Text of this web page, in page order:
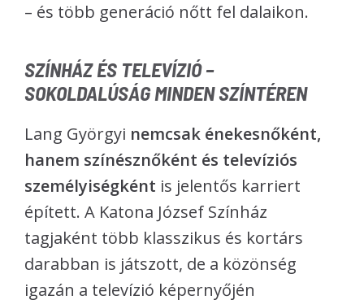
– és több generáció nőtt fel dalaikon.
SZÍNHÁZ ÉS TELEVÍZIÓ –
SOKOLDALÚSÁG MINDEN SZÍNTÉREN
Lang Györgyi nemcsak énekesnőként,
hanem színésznőként és televíziós
személyiségként is jelentős karriert
épített. A Katona József Színház
tagjaként több klasszikus és kortárs
darabban is játszott, de a közönség
igazán a televízió képernyőjén